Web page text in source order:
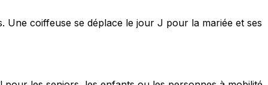
Une coiffeuse se déplace le jour J pour la mariée et ses